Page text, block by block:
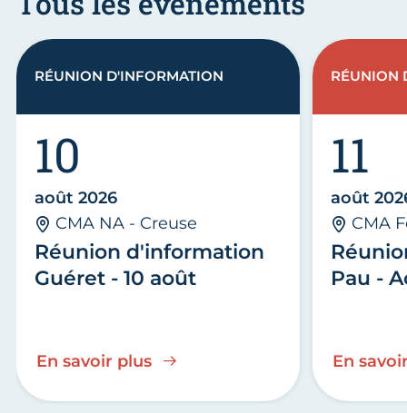
Réunion d'information
Guéret - 10 août
10
août 2026
CMA NA - Creuse
En savoir plus
RÉUNION D'INFORMATION
Pau -
11
août
CMA
En
RÉUNION